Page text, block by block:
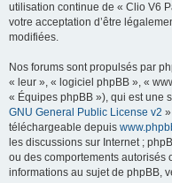
utilisation continue de « Clio V6
votre acceptation d’être
modifiées.
Nos forums sont propulsés par
« leur », « logiciel phpBB », «
« Équipes phpBB »), qui est une
GNU General Public License v2
téléchargeable depuis
les discussions sur Internet ;
ou des comportements autorisés
informations au sujet de phpBB,